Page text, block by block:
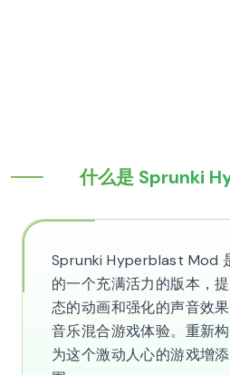
什么是 Sprunki
Sprunki Hyperblast Mod
的一个充满活力的版本，
态的动画和强化的声音效
音乐混合游戏体验。重新
为这个激动人心的游戏增